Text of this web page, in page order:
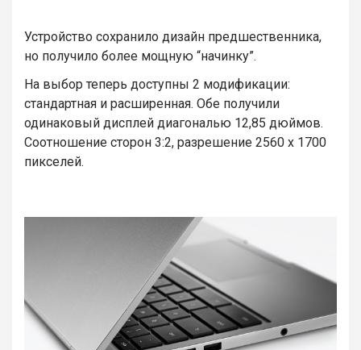
Устройство сохранило дизайн предшественника,
но получило более мощную “начинку”.
На выбор теперь доступны 2 модификации:
стандартная и расширенная. Обе получили
одинаковый дисплей диагональю 12,85 дюймов.
Соотношение сторон 3:2, разрешение 2560 х 1700
пикселей.